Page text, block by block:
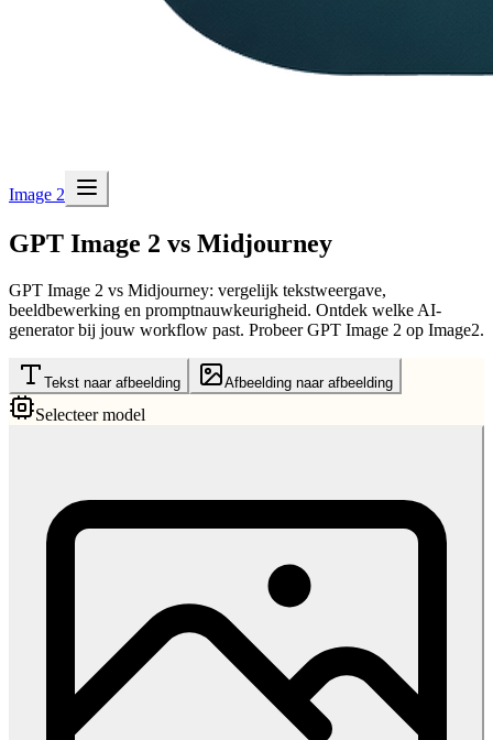
Image 2
GPT Image 2 vs Midjourney
GPT Image 2 vs Midjourney: vergelijk tekstweergave,
beeldbewerking en promptnauwkeurigheid. Ontdek welke AI-
generator bij jouw workflow past. Probeer GPT Image 2 op Image2.
Tekst naar afbeelding Afbeelding naar afbeelding
Selecteer model